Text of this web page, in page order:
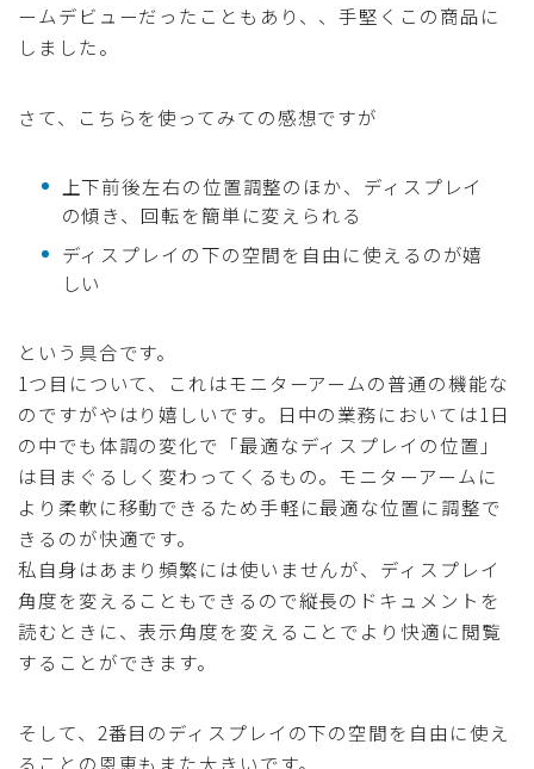
ームデビューだったこともあり、、手堅くこの商品に
しました。
さて、こちらを使ってみての感想ですが
上下前後左右の位置調整のほか、ディスプレイ
の傾き、回転を簡単に変えられる
ディスプレイの下の空間を自由に使えるのが嬉
しい
という具合です。
1つ目について、これはモニターアームの普通の機能な
のですがやはり嬉しいです。日中の業務においては1日
の中でも体調の変化で「最適なディスプレイの位置」
は目まぐるしく変わってくるもの。モニターアームに
より柔軟に移動できるため手軽に最適な位置に調整で
きるのが快適です。
私自身はあまり頻繁には使いませんが、ディスプレイ
角度を変えることもできるので縦長のドキュメントを
読むときに、表示角度を変えることでより快適に閲覧
することができます。
そして、2番目のディスプレイの下の空間を自由に使え
ることの恩恵もまた大きいです。